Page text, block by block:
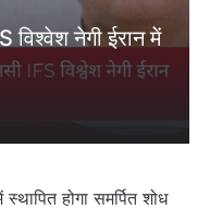
विश्वेश नेगी ईरान में
होगा समर्पित शोध